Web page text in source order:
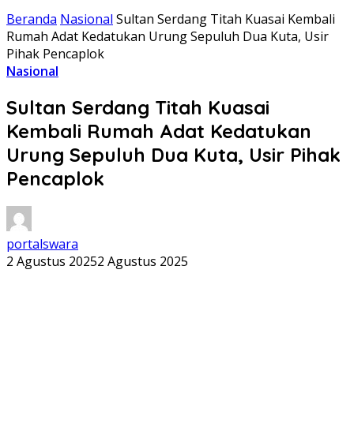
Beranda Nasional Sultan Serdang Titah Kuasai Kembali
Rumah Adat Kedatukan Urung Sepuluh Dua Kuta, Usir
Pihak Pencaplok
Nasional
Sultan Serdang Titah Kuasai
Kembali Rumah Adat Kedatukan
Urung Sepuluh Dua Kuta, Usir Pihak
Pencaplok
portalswara
2 Agustus 20252 Agustus 2025